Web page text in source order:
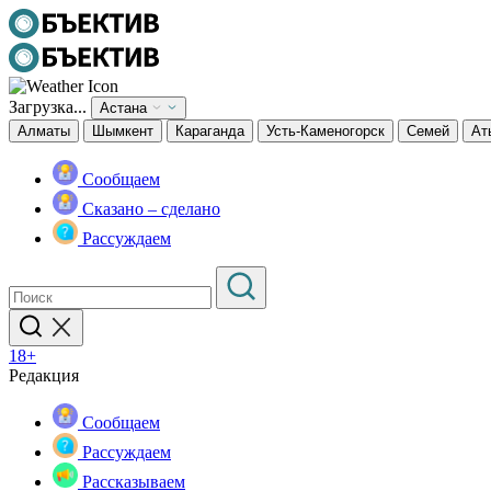
Загрузка...
Астана
Алматы
Шымкент Караганда Усть-Каменогорск Семей
Сообщаем
Сказано – сделано
Рассуждаем
18+
Редакция
Сообщаем
Рассуждаем
Рассказываем